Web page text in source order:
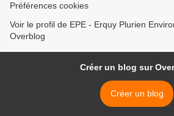
Préférences cookies
Voir le profil de EPE - Erquy Plurien
Overblog
Créer un blog sur
Créer un blog